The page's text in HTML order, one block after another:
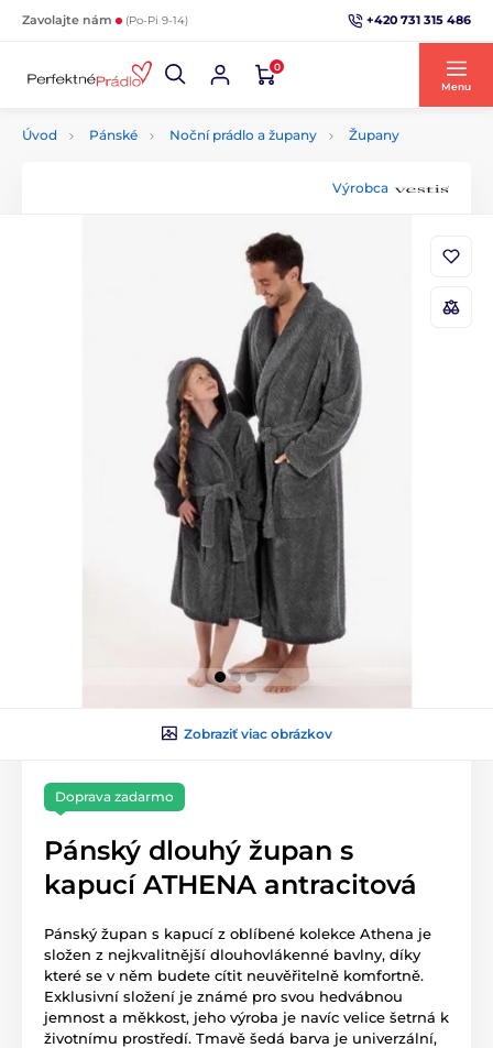
Zavolajte nám (Po-Pi 9-14) +420 731 315 486
0
Menu
Úvod Pánské Noční prádlo a župany Župany
Výrobca
Zobraziť viac obrázkov
Doprava zadarmo
Pánský dlouhý župan s
kapucí ATHENA antracitová
Pánský župan s kapucí z oblíbené kolekce Athena je
složen z nejkvalitnější dlouhovlákenné bavlny, díky
které se v něm budete cítit neuvěřitelně komfortně.
Exklusivní složení je známé pro svou hedvábnou
jemnost a měkkost, jeho výroba je navíc velice šetrná k
životnímu prostředí. Tmavě šedá barva je univerzální,